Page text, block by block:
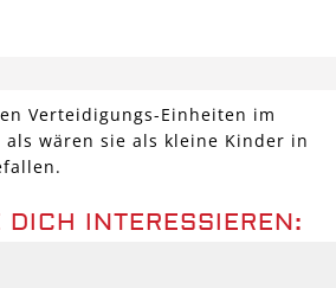
Verteidigungs-Einheiten im
wären sie als kleine Kinder in
INTERESSIEREN: